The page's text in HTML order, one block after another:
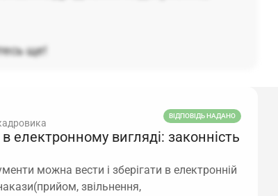
ще!
ВІДПОВІДЬ НАДАНО
електронному вигляді: законність
можна вести і зберігати в електронній
звільнення,